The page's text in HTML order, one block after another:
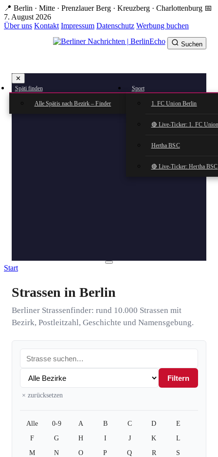
Zum
Hauptinhalt
springen
📍 Berlin · Mitte · Prenzlauer Berg · Kreuzberg · Charlottenburg 📅
7. August 2026
Über uns Kontakt Impressum Datenschutz Werbung buchen
✕
Späti finden
Alle Spätis nach Bezirk – Finder
Sport
1. FC Union Berlin
🔴 Live-Ticker: 1. FC
Hertha BSC
🔴 Live-Ticker: Hertha BSC
Suchen
Start
Strassen in Berlin
Berliner Strassenfinder: rund 10.000 Strassen mit
Bezirk, Postleitzahl, Geschichte und Namensgebung.
Filtern
× zurücksetzen
Alle 0-9Link A B C D
E
F
G H I J K
L
M
N O P Q R
S